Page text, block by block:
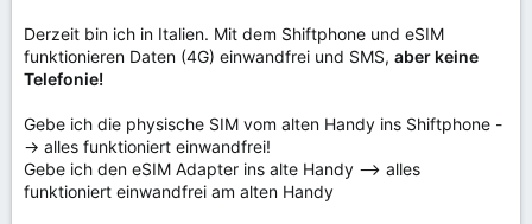
Derzeit bin ich in Italien. Mit dem Shiftphone und eSIM
funktionieren Daten (4G) einwandfrei und SMS, aber keine
Telefonie!
Gebe ich die physische SIM vom alten Handy ins Shiftphone -
-> alles funktioniert einwandfrei!
Gebe ich den eSIM Adapter ins alte Handy --> alles
funktioniert einwandfrei am alten Handy